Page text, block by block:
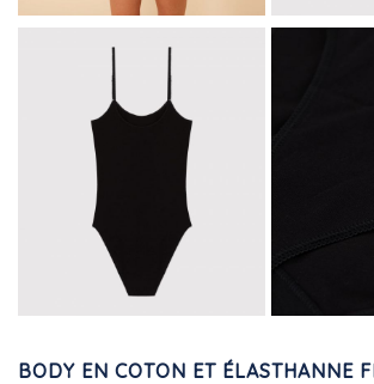
BODY EN COTON ET ÉLASTHANNE